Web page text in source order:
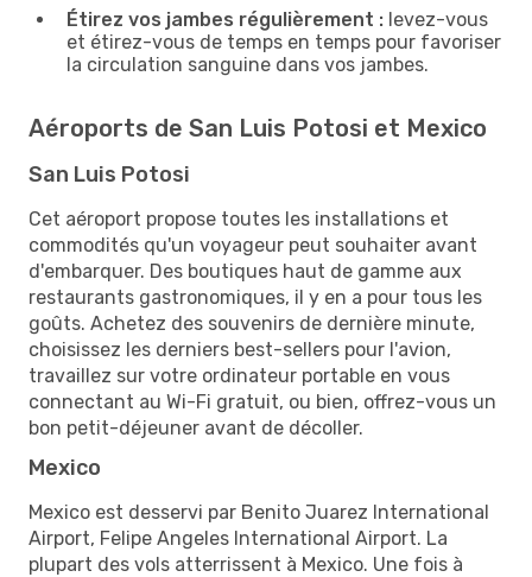
Étirez vos jambes régulièrement : levez-vous
et étirez-vous de temps en temps pour favoriser
la circulation sanguine dans vos jambes.
Aéroports de San Luis Potosi et Mexico
San Luis Potosi
Cet aéroport propose toutes les installations et
commodités qu'un voyageur peut souhaiter avant
d'embarquer. Des boutiques haut de gamme aux
restaurants gastronomiques, il y en a pour tous les
goûts. Achetez des souvenirs de dernière minute,
choisissez les derniers best-sellers pour l'avion,
travaillez sur votre ordinateur portable en vous
connectant au Wi-Fi gratuit, ou bien, offrez-vous un
bon petit-déjeuner avant de décoller.
Mexico
Mexico est desservi par Benito Juarez International
Airport, Felipe Angeles International Airport. La
plupart des vols atterrissent à Mexico. Une fois à